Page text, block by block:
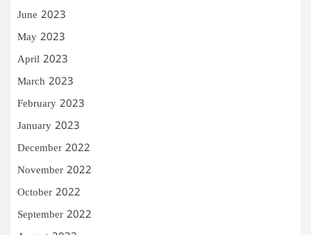
June 2023
May 2023
April 2023
March 2023
February 2023
January 2023
December 2022
November 2022
October 2022
September 2022